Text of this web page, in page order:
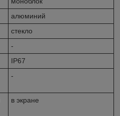
алюминий
стекло
-
IP67
-
в экране